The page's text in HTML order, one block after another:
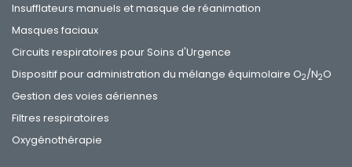
Insufflateurs manuels et masque de réanimation
Masques faciaux
Circuits respiratoires pour Soins d'Urgence
Dispositif pour administration du mélange équimolaire O2/N2O
Gestion des voies aériennes
Filtres respiratoires
Oxygénothérapie